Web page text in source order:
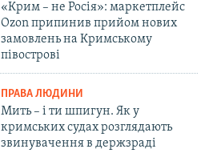
«Крим – не Росія»: маркетплейс
Ozon припинив прийом нових
замовлень на Кримському
півострові
ПРАВА ЛЮДИНИ
Мить – і ти шпигун. Як у
кримських судах розглядають
звинувачення в держзраді